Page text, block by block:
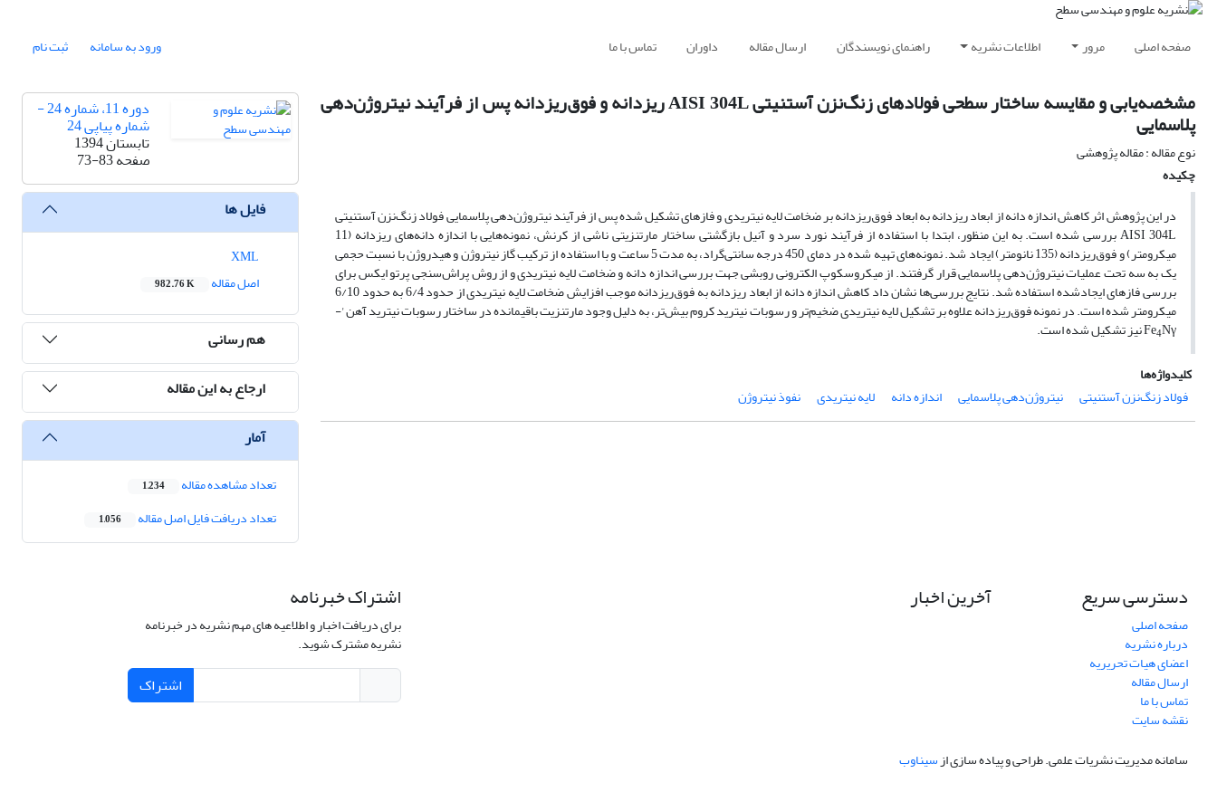
صفحه اصلی مرور اطلاعات نشریه راهنمای نویسندگان ارسال مقاله داوران تماس با ما ورود به سامانه ثبت نام
مشخصه‌یابی و مقایسه ساختار سطحی فولادهای زنگ‌نزن آستنیتی AISI 304L ریزدانه و فوق‌ریزدانه پس از فرآیند نیتروژن‌دهی
پلاسمایی
نوع مقاله : مقاله پژوهشی
چکیده
در این پژوهش اثر کاهش اندازه دانه از ابعاد ریزدانه به ابعاد فوق‌ریزدانه بر ضخامت لایه‌ نیتریدی و فازهای تشکیل شده پس از فرآیند نیتروژن‌دهی پلاسمایی فولاد زنگ‌نزن آستنیتی
AISI 304L بررسی شده است. به این منظور، ابتدا با استفاده از فرآیند نورد سرد و آنیل بازگشتی ساختار مارتنزیتی ناشی از کرنش، نمونه‌هایی با اندازه دانه‌های ریزدانه (11
میکرومتر) و فوق‌ریزدانه (135 نانومتر) ایجاد شد. نمونه‌های تهیه شده در دمای 450 درجه سانتی‌گراد، به مدت 5 ساعت و با استفاده از ترکیب گاز نیتروژن و هیدروژن با نسبت حجمی
یک به سه تحت عملیات نیتروژن‌دهی پلاسمایی قرار گرفتند. از میکروسکوپ الکترونی روبشی جهت بررسی اندازه دانه و ضخامت لایه نیتریدی و از روش پراش‌سنجی پرتو ایکس برای
بررسی فازهای ایجادشده استفاده شد. نتایج بررسی‌ها نشان داد کاهش اندازه دانه از ابعاد ریزدانه به فوق‌ریزدانه موجب افزایش ضخامت لایه نیتریدی از حدود 6/4 به حدود 6/10
میکرومتر شده است. در نمونه‌ فوق‌ریزدانه علاوه بر تشکیل لایه نیتریدی ضخیم‌تر و رسوبات نیترید کروم بیش‌تر، به دلیل وجود مارتنزیت باقیمانده در ساختار رسوبات نیترید آهن '-
Fe4Nγ نیز تشکیل شده است.
کلیدواژه‌ها
فولاد زنگ‌نزن آستنیتی
نیتروژن‌دهی پلاسمایی اندازه دانه لایه نیتریدی نفوذ نیتروژن
دوره 11، شماره 24 -
شماره پیاپی 24
تابستان 1394
صفحه73-83
فایل ها
اصل مقاله
982.76 K
هم رسانی
ارجاع به این مقاله
آمار
تعداد مشاهده مقاله 1,234
تعداد دریافت فایل اصل مقاله 1,056
دسترسی سریع
صفحه اصلی
درباره نشریه
اعضای هیات تحریریه
ارسال مقاله
تماس با ما
نقشه سایت
آخرین اخبار اشتراک خبرنامه
برای دریافت اخبار و اطلاعیه های مهم نشریه در خبرنامه
نشریه مشترک شوید.
اشتراک
سامانه مدیریت نشریات علمی.طراحی و پیاده سازی ازسیناوب